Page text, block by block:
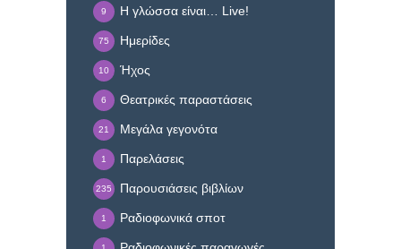
Η γλώσσα είναι… Live!
9
Ημερίδες
75
Ήχος
10
Θεατρικές παραστάσεις
6
Μεγάλα γεγονότα
21
Παρελάσεις
1
Παρουσιάσεις βιβλίων
235
Ραδιοφωνικά σποτ
1